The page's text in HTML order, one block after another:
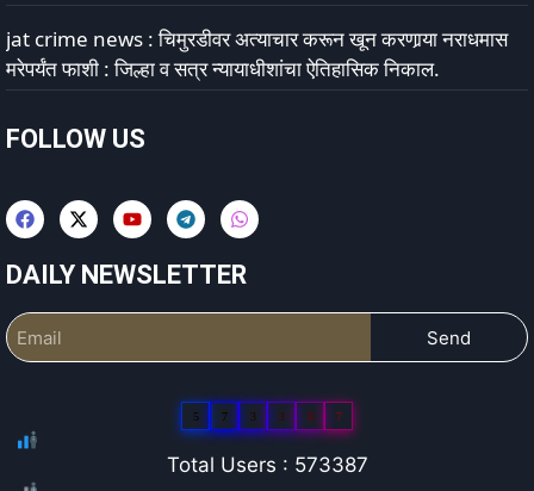
jat crime news : चिमुरडीवर अत्याचार करून खून करणार्‍या नराधमास
मरेपर्यंत फाशी : जिल्हा व सत्र न्यायाधीशांचा ऐतिहासिक निकाल.
FOLLOW US
DAILY NEWSLETTER
Send
5 7 3 3 8 7
Total Users : 573387